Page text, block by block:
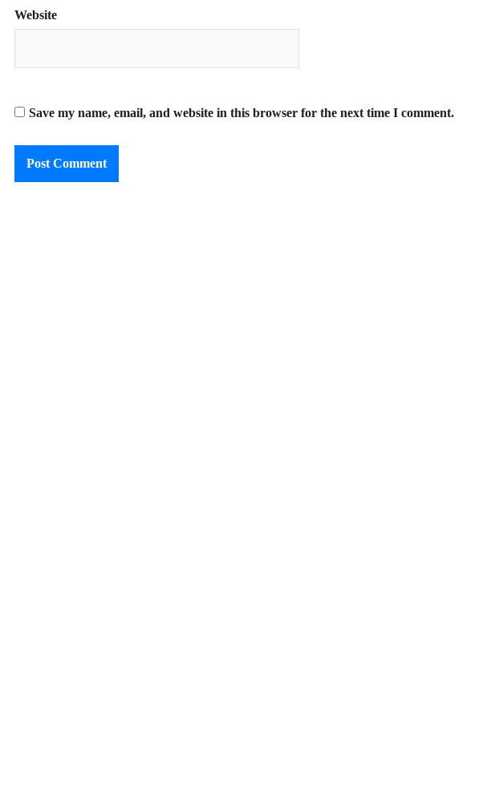
Website
Save my name, email, and website in this browser for the next time I comment.